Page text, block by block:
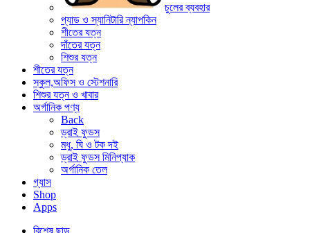
চুলের ব্যবহার
প্যাড ও স্যানিটারি ন্যাপকিন
শীতের যত্ন
দাঁতের যত্ন
শিশুর যত্ন
শীতের যত্ন
স্কুল,অফিস ও স্টেশনারি
শিশুর যত্ন ও খাবার
অর্গানিক পণ্য
Back
ড্রাই ফুডস
মধু, ঘি ও টক দই
ড্রাই ফুডস মিনিপ্যাক
অর্গানিক তেল
গ্যাস
Shop
Apps
বিশেষ ছাড়